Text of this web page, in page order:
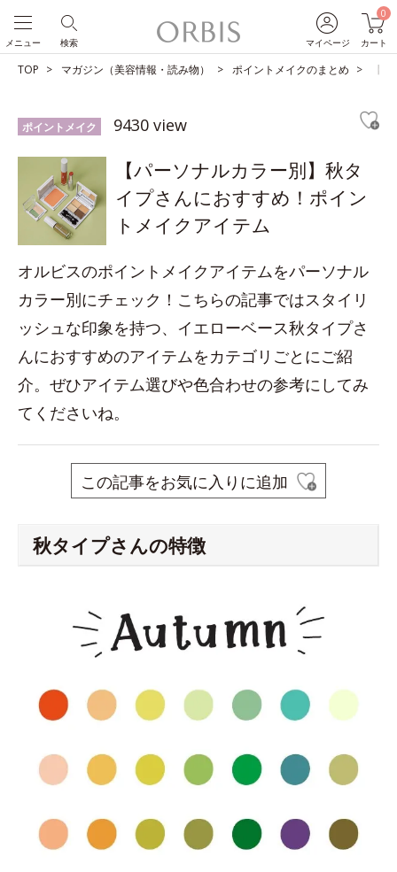
マイページ
0
カート
検索
メニュー
TOP マガジン（美容情報・読み物） ポイントメイクのまとめ 【
ポイントメイク 9430 view
【パーソナルカラー別】秋タ
イプさんにおすすめ！ポイン
トメイクアイテム
オルビスのポイントメイクアイテムをパーソナル
カラー別にチェック！こちらの記事ではスタイリ
ッシュな印象を持つ、イエローベース秋タイプさ
んにおすすめのアイテムをカテゴリごとにご紹
介。ぜひアイテム選びや色合わせの参考にしてみ
てくださいね。
この記事をお気に入りに追加
秋タイプさんの特徴